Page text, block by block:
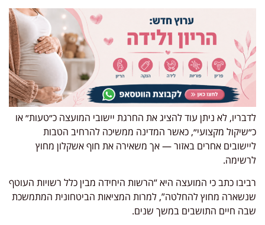
לדבריו, לא ניתן עוד להציג את החרגת יישובי המועצה כ״טעות״ או
כ״שיקול מקצועי״, כאשר המדינה ממשיכה להרחיב הטבות
ליישובים אחרים באזור — אך משאירה את חוף אשקלון מחוץ
לרשימה.
רביבו כתב כי המועצה היא “הרשות היחידה מבין כלל רשויות העוטף
שנשארה מחוץ להחלטה”, למרות המציאות הביטחונית המתמשכת
שבה חיים התושבים במשך שנים.